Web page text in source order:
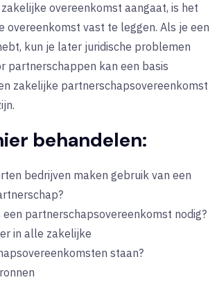
overeenkomst aangaat, is het
overeenkomst vast te leggen. Als je een
kun je later juridische problemen
partnerschappen kan een basis
zakelijke partnerschapsovereenkomst
behandelen:
bedrijven maken gebruik van een
een partnerschapsovereenkomst nodig?
in alle zakelijke
staan?